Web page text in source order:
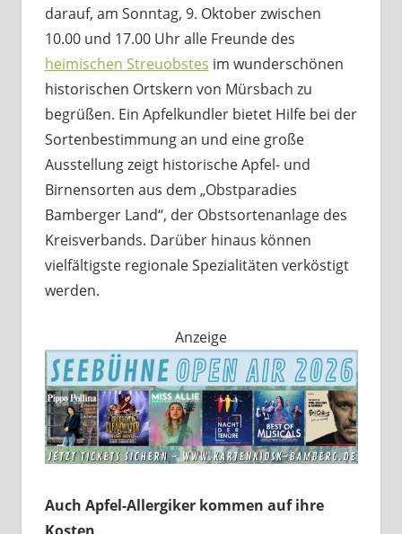
darauf, am Sonntag, 9. Oktober zwischen
10.00 und 17.00 Uhr alle Freunde des
heimischen Streuobstes im wunderschönen
historischen Ortskern von Mürsbach zu
begrüßen. Ein Apfelkundler bietet Hilfe bei der
Sortenbestimmung an und eine große
Ausstellung zeigt historische Apfel- und
Birnensorten aus dem „Obstparadies
Bamberger Land“, der Obstsortenanlage des
Kreisverbands. Darüber hinaus können
vielfältigste regionale Spezialitäten verköstigt
werden.
Anzeige
Auch Apfel-Allergiker kommen auf ihre